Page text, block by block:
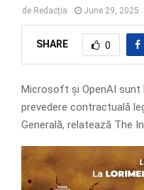
de Redacția June 29, 2025
SHARE 0
Microsoft și OpenAI sunt
prevedere contractuală
Generală, relatează The